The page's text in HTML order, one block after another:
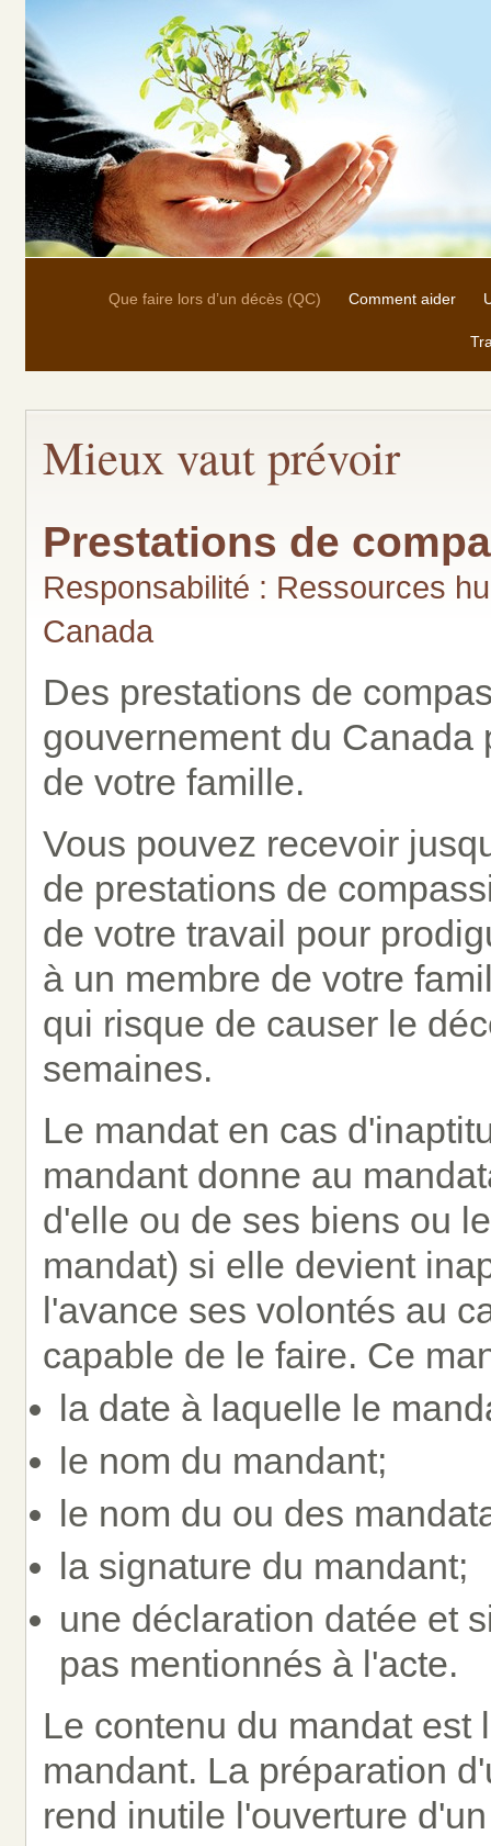
Que faire lors d’un décès (QC) Comment aider
Mieux vaut prévoir
Prestations de
Responsabilité : Ressources
Canada
Des prestations de
gouvernement du Canada
de votre famille.
Vous pouvez recevoir
de prestations de
de votre travail pour
à un membre de votre
qui risque de causer le
semaines.
Le mandat en cas
mandant donne au
d'elle ou de ses biens ou
mandat) si elle devient
l'avance ses volontés au
capable de le faire. Ce
la date à laquelle le
le nom du mandant;
le nom du ou des
la signature du mandant;
une déclaration datée et
pas mentionnés à l'acte.
Le contenu du mandat est
mandant. La préparation
rend inutile l'ouverture